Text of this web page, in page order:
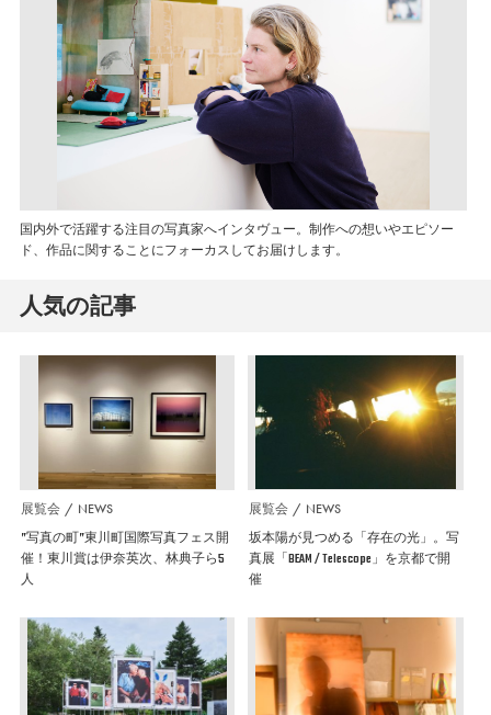
国内外で活躍する注目の写真家へインタヴュー。制作への想いやエピソー
ド、作品に関することにフォーカスしてお届けします。
人気の記事
展覧会 NEWS
”写真の町”東川町国際写真フェス開
催！東川賞は伊奈英次、林典子ら5
人
展覧会 NEWS
坂本陽が見つめる「存在の光」。写
真展「BEAM / Telescope」を京都で開
催